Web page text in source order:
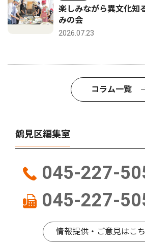
楽しみながら異文化
みの会
2026.07.23
コラム一覧
鶴見区編集室
045-227-
045-227-
情報提供・ご意見はこ